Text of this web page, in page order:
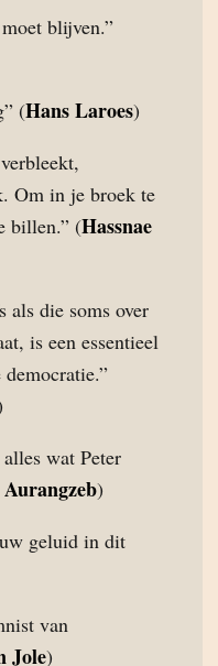
blijven.”
(Hans Laroes)
Om in je broek te
billen.” (Hassnae
als die soms over
is een essentieel
wat Peter
Aurangzeb)
geluid in dit
van
Jole)